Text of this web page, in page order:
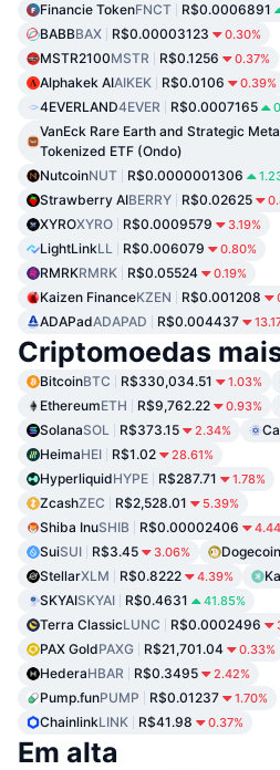
Financie TokenFNCT R$0.0006891
BABBBAX R$0.00003123 0.30%
MSTR2100MSTR R$0.1256 0.37%
Alphakek AIAIKEK R$0.0106 0.39%
4EVERLAND4EVER R$0.0007165
VanEck Rare Earth and Strategic
Tokenized ETF (Ondo)
NutcoinNUT R$0.0000001306
Strawberry AIBERRY R$0.02625
XYROXYRO R$0.0009579 3.19%
LightLinkLL R$0.006079 0.80%
RMRKRMRK R$0.05524 0.19%
Kaizen FinanceKZEN R$0.001208
ADAPadADAPAD R$0.004437
Criptomoedas
BitcoinBTC R$330,034.51 1.03%
EthereumETH R$9,762.22 0.93%
SolanaSOL R$373.15 2.34%
HeimaHEI R$1.02 28.61%
HyperliquidHYPE R$287.71 1.78%
ZcashZEC R$2,528.01 5.39%
Shiba InuSHIB R$0.00002406
SuiSUI R$3.45 3.06% Dogecoin
StellarXLM R$0.8222 4.39%
SKYAISKYAI R$0.4631 41.85%
Terra ClassicLUNC R$0.0002496
PAX GoldPAXG R$21,701.04 0.33%
HederaHBAR R$0.3495 2.42%
Pump.funPUMP R$0.01237 1.70%
ChainlinkLINK R$41.98 0.37%
Em alta